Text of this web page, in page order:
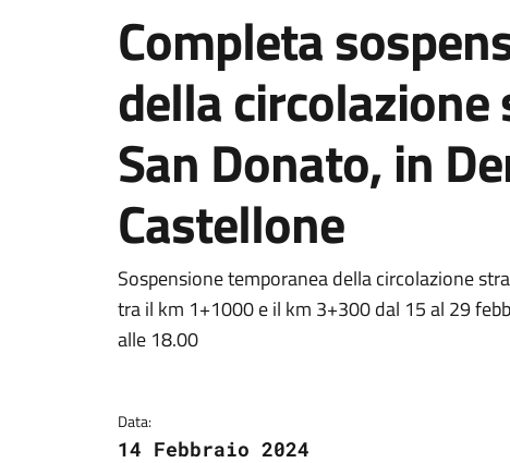
Completa
della
San Donato, in
Castellone
Dettagli della notizia
Sospensione temporanea della circolazione
tra il km 1+1000 e il km 3+300 dal 15 al 29
alle 18.00
Data:
14 Febbraio 2024